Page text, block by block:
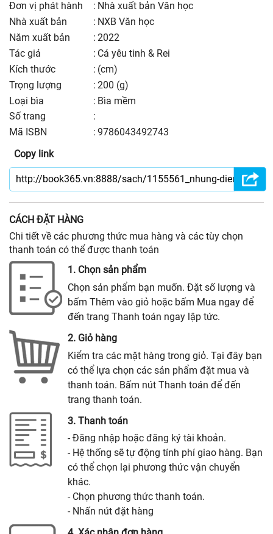
Đơn vị phát hành
: Nhà xuất bản Văn học
nhà xuất bản
: NXB Văn học
năm xuất bản
: 2022
Tác giả
: Cá yêu tinh & Rei
kích thước
: (cm)
trọng lượng
: 200 (g)
Loại bìa
: Bìa mềm
số trang
:
Mã ISBN
: 9786043492743
Copy link
CÁCH ĐẶT HÀNG
Chi tiết về các phương thức mua hàng và các tùy chọn
thanh toán có thể được thanh toán
1. Chọn sản phẩm
Chọn sản phẩm bạn muốn. Đặt số lượng và
bấm Thêm vào giỏ hoặc bấm Mua ngay để
đến trang Thanh toán ngay lập tức.
2. Giỏ hàng
Kiểm tra các mặt hàng trong giỏ. Tại đây bạn
có thể lựa chọn các sản phẩm đặt mua và
thanh toán. Bấm nút Thanh toán để đến
trang thanh toán.
3. Thanh toán
- Đăng nhập hoặc đăng ký tài khoản.
- Hệ thống sẽ tự động tính phí giao hàng. Bạn
có thể chọn lại phương thức vận chuyển
khác.
- Chọn phương thức thanh toán.
- Nhấn nút đặt hàng